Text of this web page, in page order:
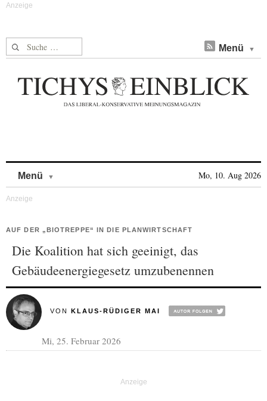
Suche nach: Menü
Menü Mo, 10. Aug 2026
AUF DER „BIOTREPPE“ IN DIE PLANWIRTSCHAFT
Die Koalition hat sich geeinigt, das
Gebäudeenergiegesetz umzubenennen
VON KLAUS-RÜDIGER MAI
Mi, 25. Februar 2026